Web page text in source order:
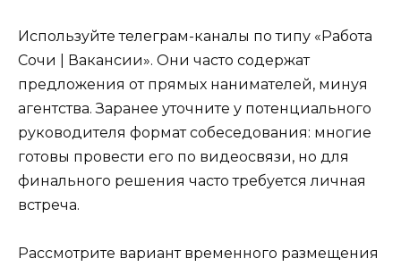
Используйте телеграм-каналы по типу «Работа
Сочи | Вакансии». Они часто содержат
предложения от прямых нанимателей, минуя
агентства. Заранее уточните у потенциального
руководителя формат собеседования: многие
готовы провести его по видеосвязи, но для
финального решения часто требуется личная
встреча.
Рассмотрите вариант временного размещения